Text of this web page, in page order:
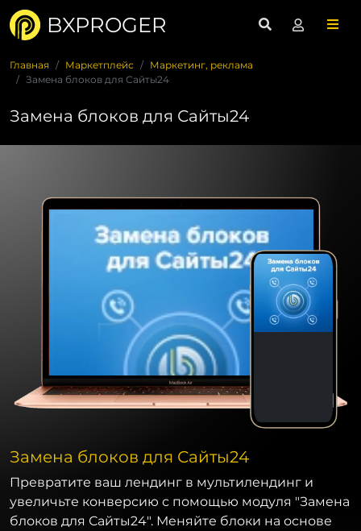
BXPROGER
Главная Маркетплейс
Маркетинг, реклама
Замена блоков для Сайты24
Замена блоков для Сайты24
Замена блоков для Сайты24
Превратите ваш лендинг в мультилендинг и
увеличьте конверсию с помощью модуля "Замена
блоков для Сайты24". Меняйте блоки на основе